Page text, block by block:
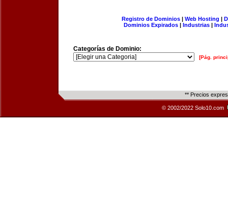
Registro de Dominios| Web Hosting |
Dominios Expirados | Industrias |
Categorías de Dominio:
[Pág.
** Precios
© 2002/2022 Solo10.com